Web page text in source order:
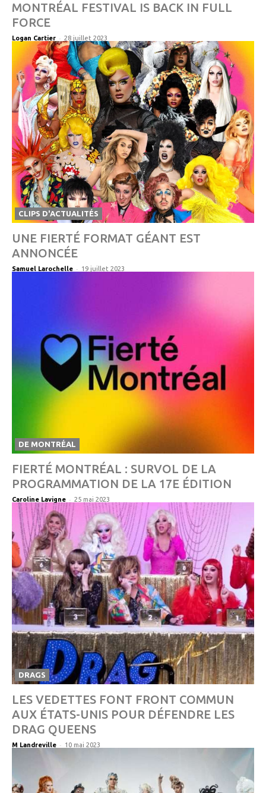
MONTRÉAL FESTIVAL IS BACK IN FULL
FORCE
Logan Cartier - 28 juillet 2023
CLIPS D'ACTUALITÉS
UNE FIERTÉ FORMAT GÉANT EST
ANNONCÉE
Samuel Larochelle - 19 juillet 2023
DE MONTRÉAL
FIERTÉ MONTRÉAL : SURVOL DE LA
PROGRAMMATION DE LA 17E ÉDITION
Caroline Lavigne - 25 mai 2023
DRAGS
LES VEDETTES FONT FRONT COMMUN
AUX ÉTATS-UNIS POUR DÉFENDRE LES
DRAG QUEENS
M Landreville - 10 mai 2023